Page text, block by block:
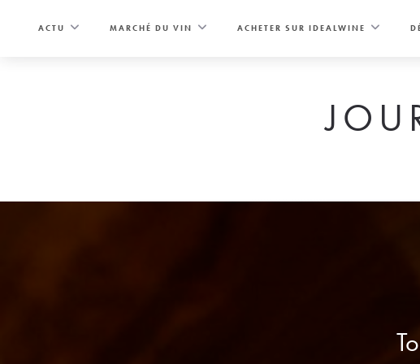
ACTU MARCHÉ DU VIN ACHETER SUR IDEALWINE